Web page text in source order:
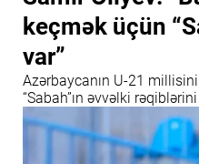
keçmək üçün
var”
Azərbaycanın U-21
“Sabah”ın əvvəlki